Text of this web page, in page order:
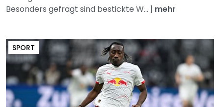
Besonders gefragt sind bestickte W... | mehr
SPORT